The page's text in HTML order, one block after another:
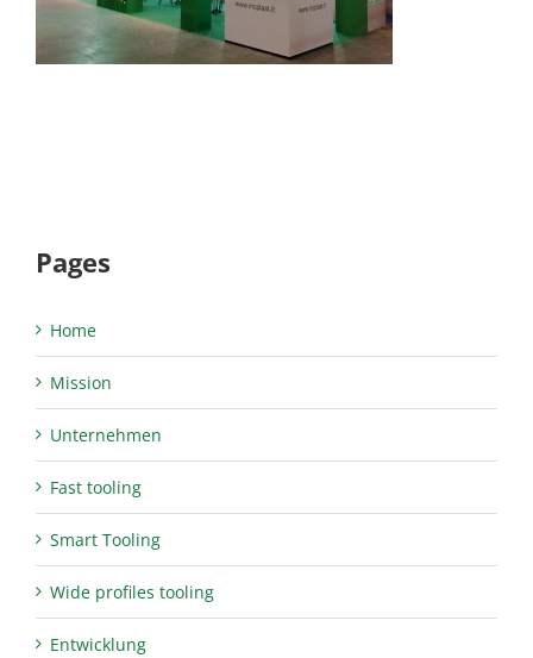
Pages
Home
Mission
Unternehmen
Fast tooling
Smart Tooling
Wide profiles tooling
Entwicklung